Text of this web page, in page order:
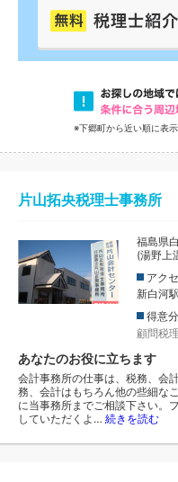
※下郷町から近い順に表示
片山拓央税理士事務所
福島県
(湯野上
アク
新白河
得意
顧問税
あなたのお役に立ちます
会計事務所の仕事は、税務、会
務、会計はもちろん他の些細な
に当事務所までご相談下さい。
していただくよ… 続きを読む